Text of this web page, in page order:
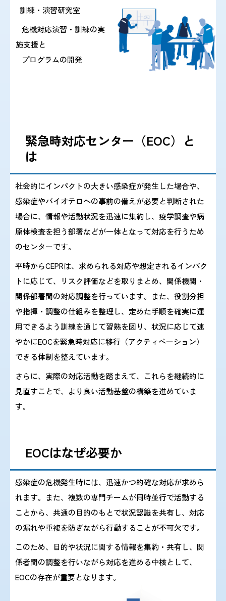
2024/ 2/16 『新型コロナウイルス(SARS-CoV-2)の変異
株 JN.1系統について』を掲載しま
した。
2023/12/22 『コンゴ民主共和国におけるクレードI に
よるエムポックスの流行について』
2023/12/8 『高病原性鳥インフルエンザウイルス
A(H5N1)感染事例に関するリスク
アセスメントと対応』、『鳥インフル
エンザA(H7N9)ウイルスによる
感染事例に関するリスクアセスメント
と対応 』を一部更新しました。
2023/11/20 『令和5年度 第3回感染症危機管理研修会
の内容』を更新しました。
2023/11/16 『新型コロナウイルス(SARS-CoV-2)の変異
株 BA.2.86系統について 第2報』
を掲載しました。
2023/11/ 8 『複数国で報告されているエムポックスに
ついて(第6報)』を掲載しました。
2023/ 9/28 『令和5年度 第2回感染症危機管理研修会
の資料』を掲載しました。
訓練・演習研究室
危機対応演習・訓練の実
施支援と
プログラムの開発
緊急時対応センター（EOC）と
は
社会的にインパクトの大きい感染症が発生した場合や、
感染症やバイオテロヘの事前の備えが必要と判断された
場合に、情報や活動状況を迅速に集約し、疫学調査や病
原体検査を担う部署などが一体となって対応を行うため
のセンターです。
平時からCEPRは、求められる対応や想定されるインパク
トに応じて、リスク評価などを取りまとめ、関係機関・
関係部署間の対応調整を行っています。また、役割分担
や指揮・調整の仕組みを整理し、定めた手順を確実に運
用できるよう訓練を通じて習熟を図り、状況に応じて速
やかにEOCを緊急時対応に移行（アクティベーション）
できる体制を整えています。
さらに、実際の対応活動を踏まえて、これらを継続的に
見直すことで、より良い活動基盤の構築を進めていま
す。
EOCはなぜ必要か
感染症の危機発生時には、迅速かつ的確な対応が求めら
れます。また、複数の専門チームが同時並行で活動する
ことから、共通の目的のもとで状況認識を共有し、対応
の漏れや重複を防ぎながら行動することが不可欠です。
このため、目的や状況に関する情報を集約・共有し、関
係者間の調整を行いながら対応を進める中核として、
EOCの存在が重要となります。